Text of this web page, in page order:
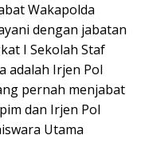
Wakapolda
dengan jabatan
I Sekolah Staf
adalah Irjen Pol
pernah menjabat
dan Irjen Pol
Utama